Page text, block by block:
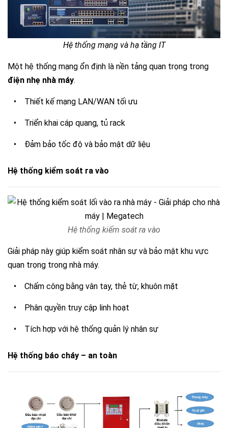
Hệ thống mạng và hạ tầng IT
Một hệ thống mạng ổn định là nền tảng quan trọng trong
điện nhẹ nhà máy.
• Thiết kế mạng LAN/WAN tối ưu
• Triển khai cáp quang, tủ rack
• Đảm bảo tốc độ và bảo mật dữ liệu
Hệ thống kiểm soát ra vào
Hệ thống kiếm soát ra vào
Giải pháp này giúp kiểm soát nhân sự và bảo mật khu vực
quan trọng trong nhà máy.
• Chấm công bằng vân tay, thẻ từ, khuôn mặt
• Phân quyền truy cập linh hoạt
• Tích hợp với hệ thống quản lý nhân sự
Hệ thống báo cháy – an toàn